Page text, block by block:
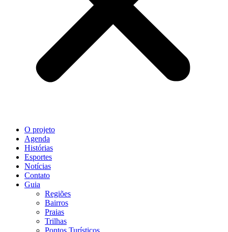
O projeto
Agenda
Histórias
Esportes
Notícias
Contato
Guia
Regiões
Bairros
Praias
Trilhas
Pontos Turísticos